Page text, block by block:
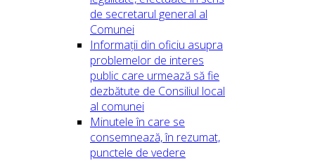
de secretarul general al
Comunei
Informații din oficiu asupra
problemelor de interes
public care urmează să fie
dezbătute de Consiliul local
al comunei
Minutele în care se
consemnează, în rezumat,
punctele de vedere